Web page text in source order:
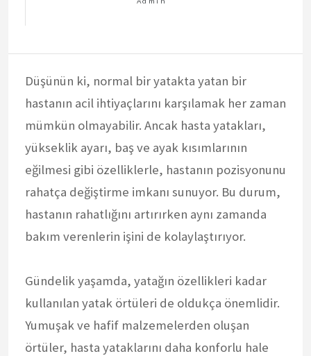
Düşünün ki, normal bir yatakta yatan bir
hastanın acil ihtiyaçlarını karşılamak her zaman
mümkün olmayabilir. Ancak hasta yatakları,
yükseklik ayarı, baş ve ayak kısımlarının
eğilmesi gibi özelliklerle, hastanın pozisyonunu
rahatça değiştirme imkanı sunuyor. Bu durum,
hastanın rahatlığını artırırken aynı zamanda
bakım verenlerin işini de kolaylaştırıyor.
Gündelik yaşamda, yatağın özellikleri kadar
kullanılan yatak örtüleri de oldukça önemlidir.
Yumuşak ve hafif malzemelerden oluşan
örtüler, hasta yataklarını daha konforlu hale